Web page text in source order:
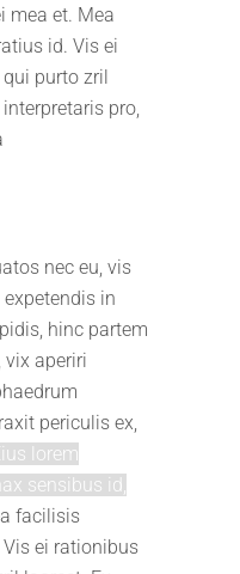
mea et. Mea
id. Vis ei
purto zril
pro,
nec eu, vis
in
hinc partem
vix aperiri
periculis ex,
lorem
sensibus id,
facilisis
ei rationibus